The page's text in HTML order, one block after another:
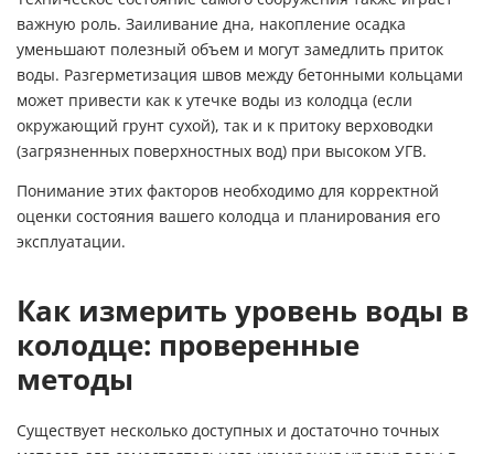
важную роль. Заиливание дна, накопление осадка
уменьшают полезный объем и могут замедлить приток
воды. Разгерметизация швов между бетонными кольцами
может привести как к утечке воды из колодца (если
окружающий грунт сухой), так и к притоку верховодки
(загрязненных поверхностных вод) при высоком УГВ.
Понимание этих факторов необходимо для корректной
оценки состояния вашего колодца и планирования его
эксплуатации.
Как измерить уровень воды в
колодце: проверенные
методы
Существует несколько доступных и достаточно точных